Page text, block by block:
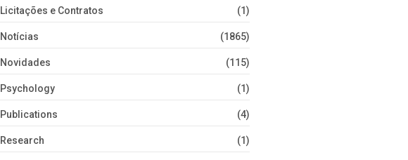
Licitações e Contratos (1)
Notícias (1865)
Novidades (115)
Psychology (1)
Publications (4)
Research (1)